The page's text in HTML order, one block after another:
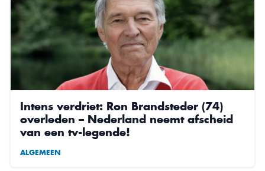
Intens verdriet: Ron Brandsteder (74)
overleden – Nederland neemt afscheid
van een tv-legende!
ALGEMEEN